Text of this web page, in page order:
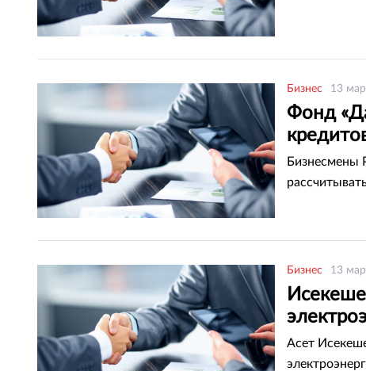
Бизнес 13
Фонд
Бизнесмены
Бизнес 13
Асет